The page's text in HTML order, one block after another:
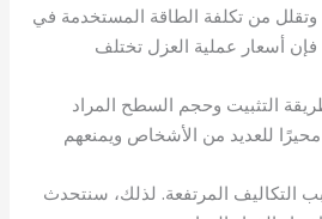
من تكلفة الطاقة المستخدمة في
فإن أسعار عملية العزل تختلف
التثبيت وحجم السطح المراد
للعديد من الأشخاص ويمنعهم
التكاليف المرتفعة. لذلك، سنتحدث